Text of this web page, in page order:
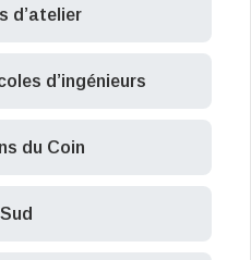
d’atelier
d’ingénieurs
du Coin